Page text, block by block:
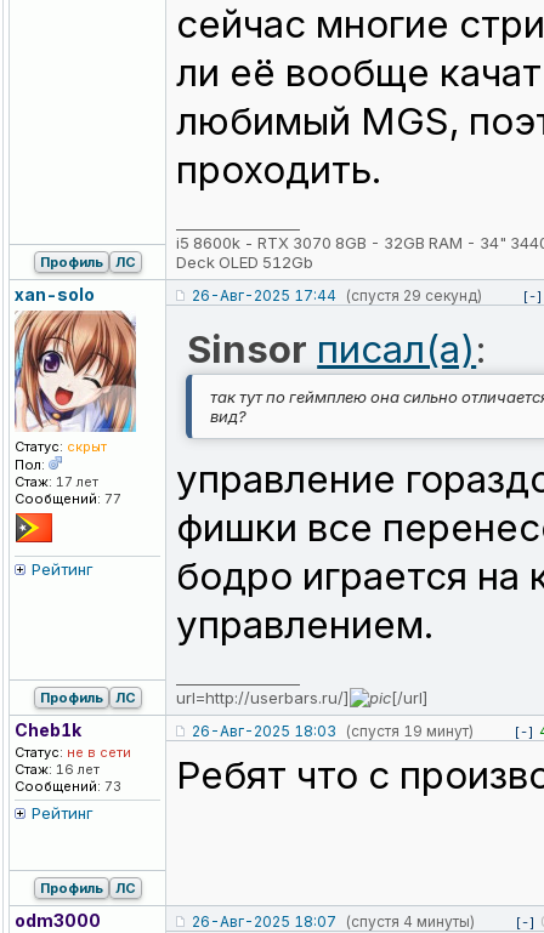
сейчас многие
ли её вообще
любимый MGS,
проходить.
i5 8600k - RTX 3070 8GB - 32GB RAM - 34"
Deck OLED 512Gb
Профиль ЛС
xan-solo
Статус: скрыт
Пол:
Стаж: 17 лет
Сообщений: 77
Рейтинг
26-Авг-2025 17:44 (спустя 29 секунд) [-]
Sinsor писал(а):
так тут по геймплею она сильно
вид?
управление
фишки все
бодро играется
управлением.
url=http://userbars.ru/]
[/url]
Профиль ЛС
Cheb1k
Статус: не в сети
Стаж: 16 лет
Сообщений: 73
Рейтинг
26-Авг-2025 18:03 (спустя 19 минут) [-]
Ребят что с
Профиль ЛС
odm3000 26-Авг-2025 18:07 (спустя 4 минуты) [-]